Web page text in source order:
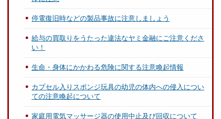
停電復旧時などの製品事故に注意しましょう
給与の買取りをうたった違法なヤミ金融にご注意くださ
い！
生命・身体にかかわる危険に関する注意喚起情報
カプセル入りスポンジ玩具の幼児の体内への侵入につい
ての注意喚起について
家庭用電気マッサージ器の使用中止及び回収について